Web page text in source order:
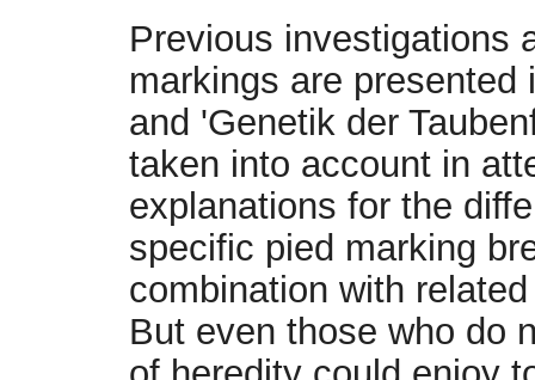
Previous investigations
markings are
and 'Genetik der
taken into account in
explanations for the
specific pied marking
combination with
But even those who do